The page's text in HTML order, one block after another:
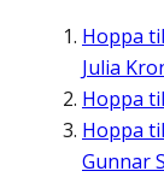
Hoppa
Julia
Hoppa
Hoppa
Gunnar